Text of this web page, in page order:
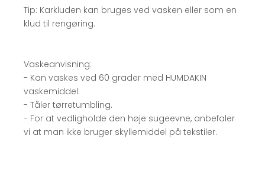
Tip: Karkluden kan bruges ved vasken eller som en
klud til rengøring.
Vaskeanvisning:
- Kan vaskes ved 60 grader med HUMDAKIN
vaskemiddel.
- Tåler tørretumbling.
- For at vedligholde den høje sugeevne, anbefaler
vi at man ikke bruger skyllemiddel på tekstiler.